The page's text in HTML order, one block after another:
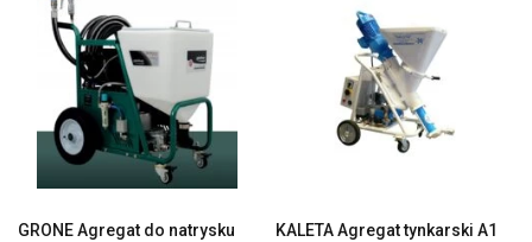
GRONE Agregat do natrysku
KALETA Agregat tynkarski A1